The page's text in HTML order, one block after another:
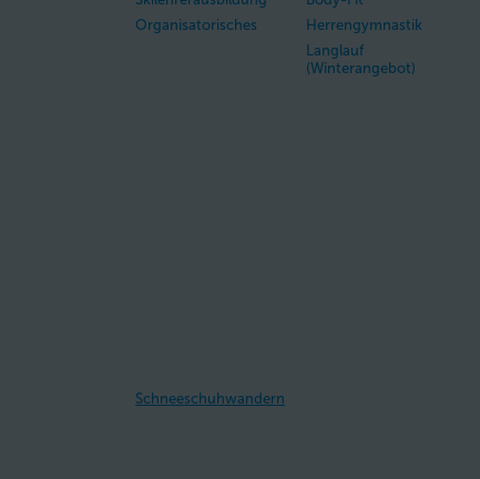
Organisatorisches
Herrengymnastik
Langlauf
(Winterangebot)
Schneeschuhwandern